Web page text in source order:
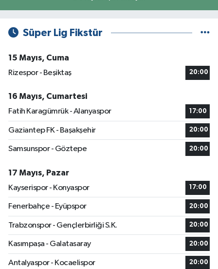
Süper Lig Fikstür
15 Mayıs, Cuma
Rizespor - Beşiktaş
20:00
16 Mayıs, Cumartesi
Fatih Karagümrük - Alanyaspor
17:00
Gaziantep FK - Başakşehir 20:00
Samsunspor - Göztepe 20:00
17 Mayıs, Pazar
Kayserispor - Konyaspor
17:00
Fenerbahçe - Eyüpspor 20:00
Trabzonspor - Gençlerbirliği S.K. 20:00
Kasımpaşa - Galatasaray 20:00
Antalyaspor - Kocaelispor 20:00